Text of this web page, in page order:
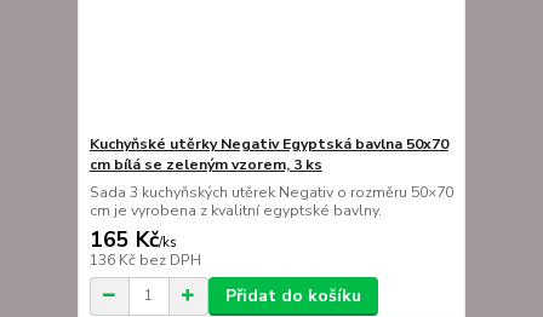
Kuchyňské utěrky Negativ Egyptská bavlna 50x70
cm bílá se zeleným vzorem, 3 ks
Sada 3 kuchyňských utěrek Negativ o rozměru 50×70
cm je vyrobena z kvalitní egyptské bavlny.
165 Kč/ks
136 Kč bez DPH
Přidat do košíku